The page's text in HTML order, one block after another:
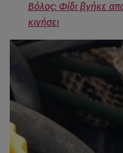
Βόλος: Φίδι βγήκε
κινήσει